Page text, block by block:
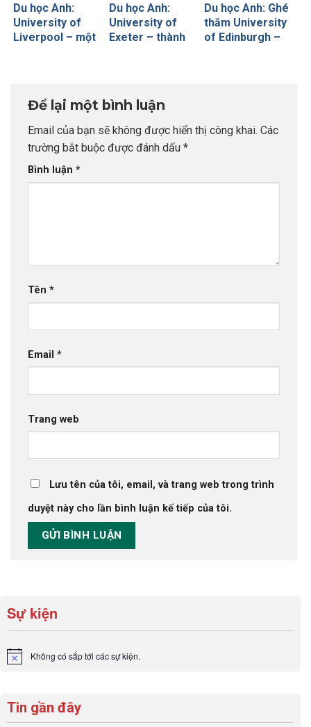
Du học Anh:
University of
Liverpool – một
nước Anh
Du học Anh:
University of
Exeter – thành
đầu Anh Quốc
Du học Anh: Ghé
thăm University
of Edinburgh –
Để lại một bình luận
Email của bạn sẽ không được hiển thị công khai. Các
trường bắt buộc được đánh dấu *
Bình luận *
Tên *
Email *
Trang web
Lưu tên của tôi, email, và trang web trong trình
duyệt này cho lần bình luận kế tiếp của tôi.
Sự kiện
Notice Không có sắp tới các sự kiện.
Tin gần đây